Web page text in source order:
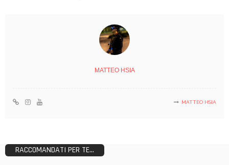
MATTEO HSIA
MATTEO HSIA
RACCOMANDATI PER TE...